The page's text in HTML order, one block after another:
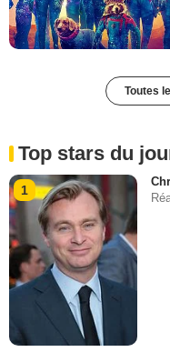
Toutes
Top stars du
1